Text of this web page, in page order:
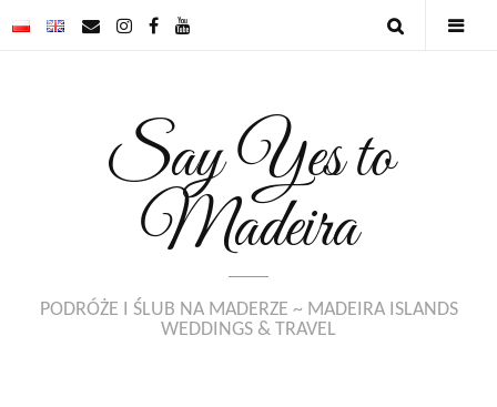
Say Yes to
Madeira
PODRÓŻE I ŚLUB NA MADERZE ~ MADEIRA ISLANDS
WEDDINGS & TRAVEL